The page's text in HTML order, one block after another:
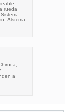
rueda
Sistema
a